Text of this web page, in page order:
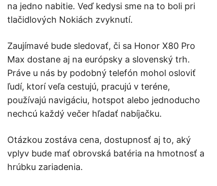
na jedno nabitie. Veď kedysi sme na to boli pri
tlačidlových Nokiách zvyknutí.
Zaujímavé bude sledovať, či sa Honor X80 Pro
Max dostane aj na európsky a slovenský trh.
Práve u nás by podobný telefón mohol osloviť
ľudí, ktorí veľa cestujú, pracujú v teréne,
používajú navigáciu, hotspot alebo jednoducho
nechcú každý večer hľadať nabíjačku.
Otázkou zostáva cena, dostupnosť aj to, aký
vplyv bude mať obrovská batéria na hmotnosť a
hrúbku zariadenia.